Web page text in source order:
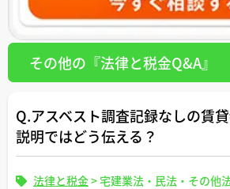
その他の『法律と税金Q&A』
Q.アスベスト調査記録なしの賃
説明ではどう伝える？
法律と税金>宅建業法・民法・その他